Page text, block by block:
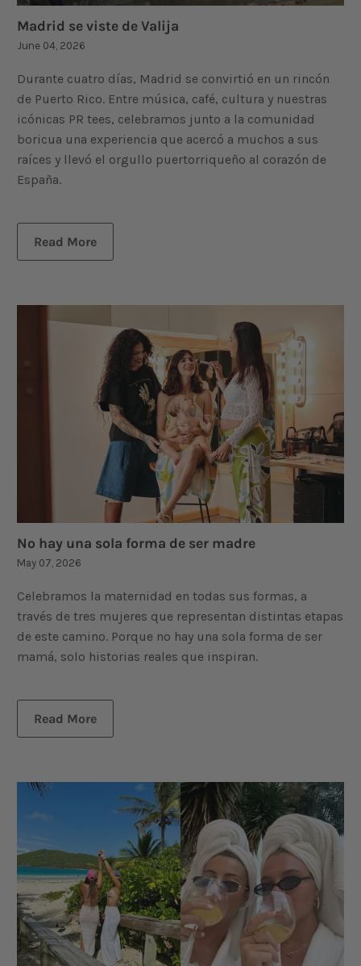
Madrid se viste de Valija
June 04, 2026
Durante cuatro días, Madrid se convirtió en un rincón
de Puerto Rico. Entre música, café, cultura y nuestras
icónicas PR tees, celebramos junto a la comunidad
boricua una experiencia que acercó a muchos a sus
raíces y llevó el orgullo puertorriqueño al corazón de
España.
Read More
No hay una sola forma de ser madre
May 07, 2026
Celebramos la maternidad en todas sus formas, a
través de tres mujeres que representan distintas etapas
de este camino. Porque no hay una sola forma de ser
mamá, solo historias reales que inspiran.
Read More